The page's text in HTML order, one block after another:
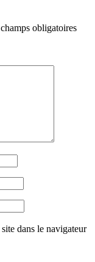
obligatoires
dans le navigateur